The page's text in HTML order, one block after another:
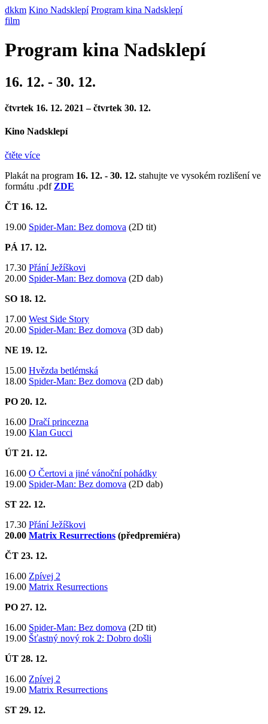
dkkm Kino Nadsklepí Program kina Nadsklepí
film
Program kina Nadsklepí
16. 12. - 30. 12.
čtvrtek 16. 12. 2021 – čtvrtek 30. 12.
Kino Nadsklepí
čtěte více
Plakát na program 16. 12. - 30. 12. stahujte ve vysokém rozlišení ve
formátu .pdf ZDE
ČT 16. 12.
19.00 Spider-Man: Bez domova (2D tit)
PÁ 17. 12.
17.30 Přání Ježíškovi
20.00 Spider-Man: Bez domova (2D dab)
SO 18. 12.
17.00 West Side Story
20.00 Spider-Man: Bez domova (3D dab)
NE 19. 12.
15.00 Hvězda betlémská
18.00 Spider-Man: Bez domova (2D dab)
PO 20. 12.
16.00 Dračí princezna
19.00 Klan Gucci
ÚT 21. 12.
16.00 O Čertovi a jiné vánoční pohádky
19.00 Spider-Man: Bez domova (2D dab)
ST 22. 12.
17.30 Přání Ježíškovi
20.00 Matrix Resurrections (předpremiéra)
ČT 23. 12.
16.00 Zpívej 2
19.00 Matrix Resurrections
PO 27. 12.
16.00 Spider-Man: Bez domova (2D tit)
19.00 Šťastný nový rok 2: Dobro došli
ÚT 28. 12.
16.00 Zpívej 2
19.00 Matrix Resurrections
ST 29. 12.